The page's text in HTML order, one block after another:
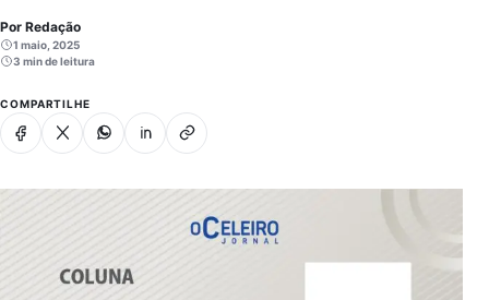
Por Redação
1 maio, 2025
3 min de leitura
COMPARTILHE
Facebook
X WhatsappLinkedinCopiar link